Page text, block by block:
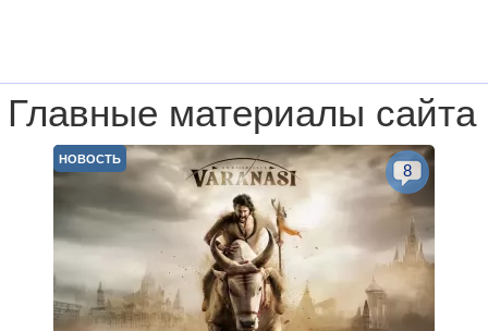
Главные материалы сайта
НОВОСТЬ
8